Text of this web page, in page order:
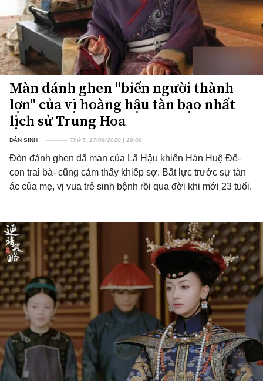
Màn đánh ghen "biến người thành
lợn" của vị hoàng hậu tàn bạo nhất
lịch sử Trung Hoa
DÂN SINH Thứ 5, 17/09/2020 | 19:09
Đòn đánh ghen dã man của Lã Hậu khiến Hán Huệ Đế-
con trai bà- cũng cảm thấy khiếp sợ. Bất lực trước sự tàn
ác của mẹ, vị vua trẻ sinh bệnh rồi qua đời khi mới 23 tuổi.